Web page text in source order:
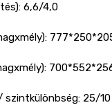
6,6/4,0
szintkülönbség: 25/